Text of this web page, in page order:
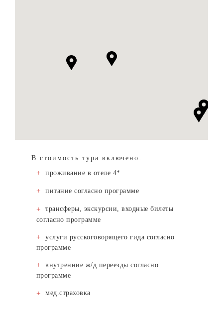
В стоимость тура включено:
проживание в отеле 4*
питание согласно программе
трансферы, экскурсии, входные билеты
согласно программе
услуги русскоговорящего гида согласно
программе
внутренние ж/д переезды согласно
программе
мед.страховка